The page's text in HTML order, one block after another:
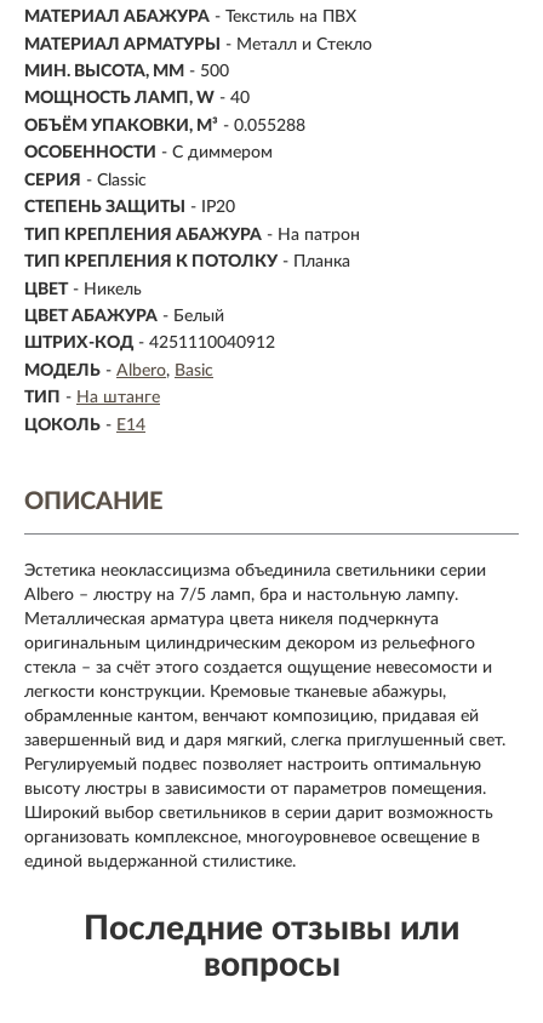
МАТЕРИАЛ АБАЖУРА - Текстиль на ПВХ
МАТЕРИАЛ АРМАТУРЫ
- Металл и Стекло
МИН. ВЫСОТА, ММ - 500
МОЩНОСТЬ ЛАМП, W - 40
ОБЪЁМ УПАКОВКИ, М³ - 0.055288
ОСОБЕННОСТИ - С диммером
СЕРИЯ - Classic
СТЕПЕНЬ ЗАЩИТЫ
- IP20
ТИП КРЕПЛЕНИЯ АБАЖУРА - На патрон
ТИП КРЕПЛЕНИЯ К ПОТОЛКУ - Планка
ЦВЕТ - Никель
ЦВЕТ АБАЖУРА - Белый
ШТРИХ-КОД - 4251110040912
МОДЕЛЬ - Albero
Basic
ТИП - На штанге
ЦОКОЛЬ - E14
ОПИСАНИЕ
Эстетика неоклассицизма объединила светильники серии
Albero – люстру на 7/5 ламп, бра и настольную лампу.
Металлическая арматура цвета никеля подчеркнута
оригинальным цилиндрическим декором из рельефного
стекла – за счёт этого создается ощущение невесомости и
легкости конструкции. Кремовые тканевые абажуры,
обрамленные кантом, венчают композицию, придавая ей
завершенный вид и даря мягкий, слегка приглушенный свет.
Регулируемый подвес позволяет настроить оптимальную
высоту люстры в зависимости от параметров помещения.
Широкий выбор светильников в серии дарит возможность
организовать комплексное, многоуровневое освещение в
единой выдержанной стилистике.
Последние отзывы или
вопросы